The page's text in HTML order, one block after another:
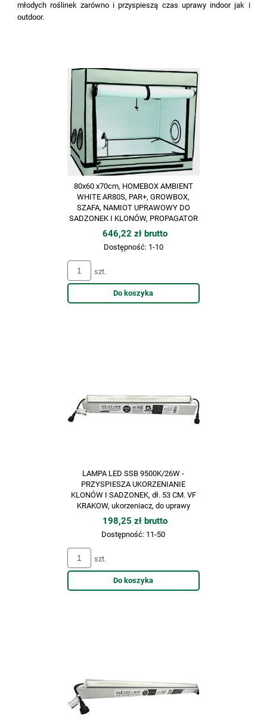
młodych roślinek zarówno i przyspieszą czas uprawy indoor jak i
outdoor.
80x60 x70cm, HOMEBOX AMBIENT
WHITE AR80S, PAR+, GROWBOX,
SZAFA, NAMIOT UPRAWOWY DO
SADZONEK I KLONÓW, PROPAGATOR
646,22 zł brutto
Dostępność: 1-10
szt.
Do koszyka
LAMPA LED SSB 9500K/26W -
PRZYSPIESZA UKORZENIANIE
KLONÓW I SADZONEK, dł. 53 CM. VF
KRAKOW, ukorzeniacz, do uprawy
roślin
198,25 zł brutto
Dostępność: 11-50
szt.
Do koszyka